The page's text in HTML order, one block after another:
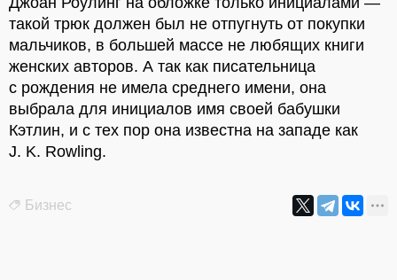
такой трюк должен был не отпугнуть от покупки
мальчиков, в большей массе не любящих книги
женских авторов. А так как писательница
с рождения не имела среднего имени, она
выбрала для инициалов имя своей бабушки
Кэтлин, и с тех пор она известна на западе как
J. K. Rowling.
Бизнес